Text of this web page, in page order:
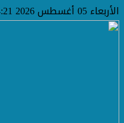
الأربعاء 05 أغسطس 2026 04:21 مساءً